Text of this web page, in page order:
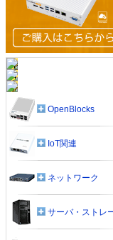
OpenBlocks
IoT関連
ネットワーク
サーバ・ストレ